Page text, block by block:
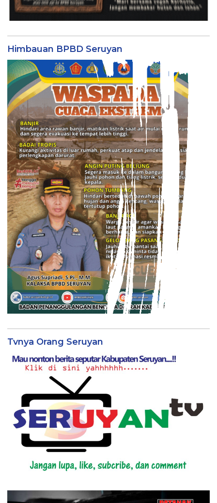
Himbauan BPBD Seruyan
Tvnya Orang Seruyan